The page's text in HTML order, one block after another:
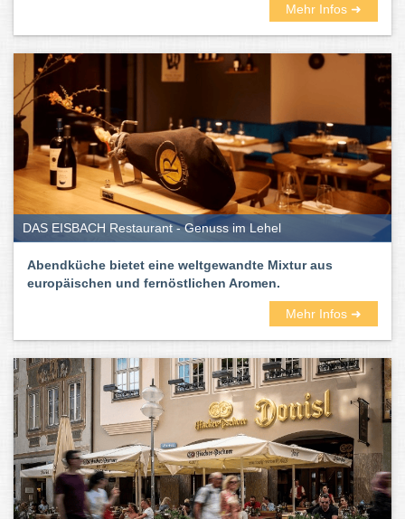
Mehr Infos ➜
DAS EISBACH Restaurant - Genuss im Lehel
Abendküche bietet eine weltgewandte Mixtur aus
europäischen und fernöstlichen Aromen.
Mehr Infos ➜